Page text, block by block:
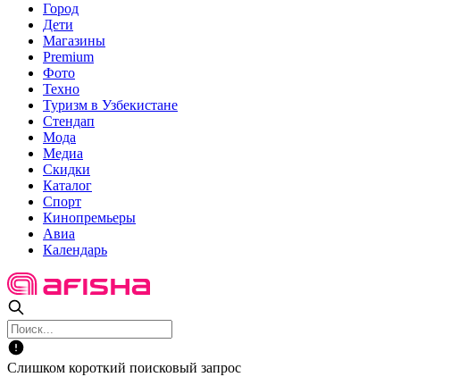
Город
Дети
Магазины
Premium
Фото
Техно
Туризм в Узбекистане
Стендап
Мода
Медиа
Скидки
Каталог
Спорт
Кинопремьеры
Авиа
Календарь
Слишком короткий поисковый запрос